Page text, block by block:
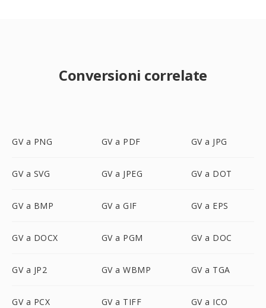
Conversioni correlate
GV a PNG GV a PDF GV a JPG
GV a SVG GV a JPEG GV a DOT
GV a BMP GV a GIF GV a EPS
GV a DOCX GV a PGM GV a DOC
GV a JP2 GV a WBMP GV a TGA
GV a PCX GV a TIFF GV a ICO